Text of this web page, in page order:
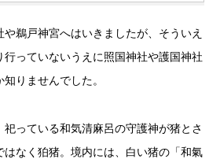
鵜戸神宮へはいきましたが、そういえ
行っていないうえに照国神社や護国神社
りませんでした。
っている和気清麻呂の守護神が猪とさ
はなく狛猪。境内には、白い猪の「和氣